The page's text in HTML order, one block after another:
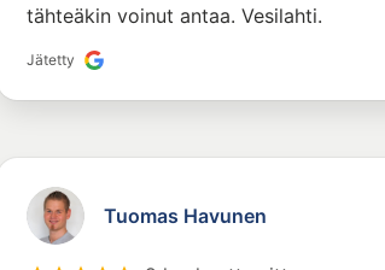
tähteäkin voinut antaa. Vesilahti.
Jätetty
Tuomas Havunen